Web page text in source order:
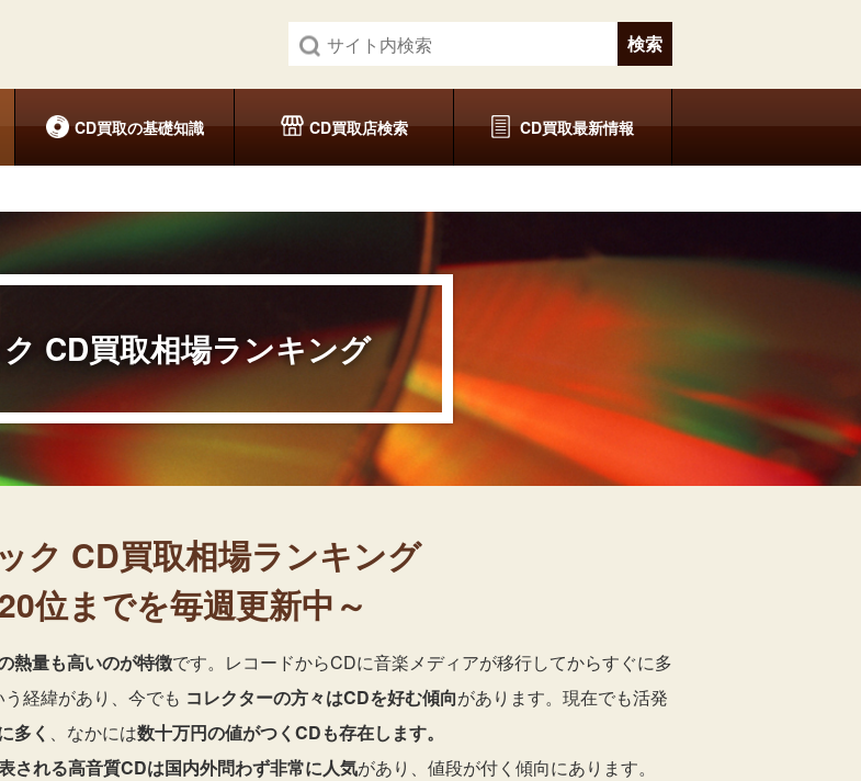
CD買取の基礎知識 CD買取店検索 CD買取最新情報
CD買取相場ランキング
ク CD買取相場ランキング
位までを毎週更新中～
熱量も高いのが特徴です。レコードからCDに音楽メディアが移行してからすぐに多
経緯があり、今でも コレクターの方々はCDを好む傾向があります。現在でも活発
多く 、なかには数十万円の値がつくCDも存在します。
される高音質CDは国内外問わず非常に人気があり、値段が付く傾向にあります。